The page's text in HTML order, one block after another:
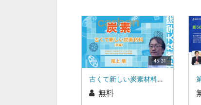
45:31
古くて新しい炭素材料（前編）：名古屋大学 工学研究科エネルギー理工学専攻 Super Degree Programs 運営委員 尾上 順
無料